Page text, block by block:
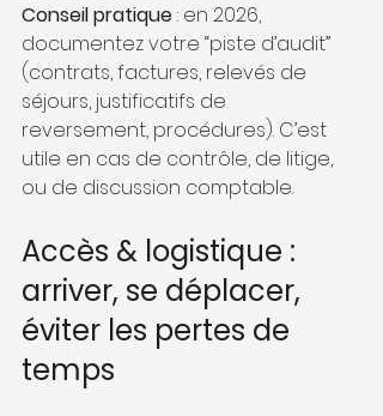
Conseil pratique : en 2026,
documentez votre “piste d’audit”
(contrats, factures, relevés de
séjours, justificatifs de
reversement, procédures). C’est
utile en cas de contrôle, de litige,
ou de discussion comptable.
Accès & logistique :
arriver, se déplacer,
éviter les pertes de
temps